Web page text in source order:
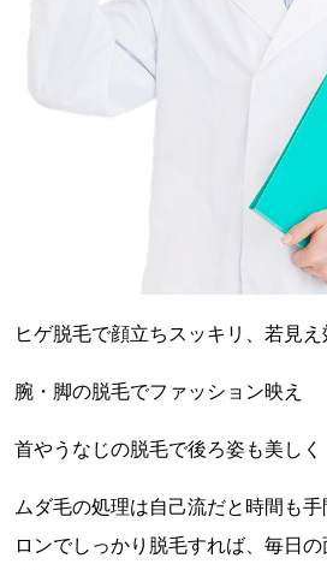
ヒゲ脱毛で顔立ちスッキリ、若見
腕・脚の脱毛でファッション映え
首やうなじの脱毛で後ろ姿も美しく
ムダ毛の処理は自己流だと時間も
ロンでしっかり脱毛すれば、毎日